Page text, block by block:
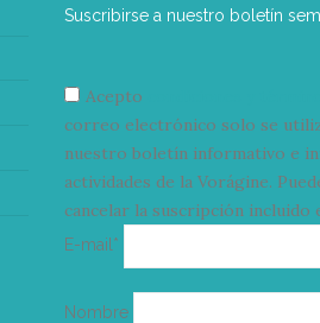
Suscribirse a nuestro boletín
Acepto
correo electrónico solo se
nuestro boletín informativo e
actividades de la Vorágine.
cancelar la suscripción incluido
E-mail*
electrónico
Nombre